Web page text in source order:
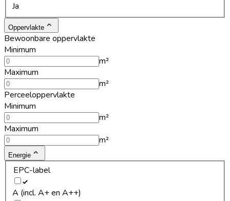
Ja
Oppervlakte
Bewoonbare oppervlakte
Minimum
m²
Maximum
m²
Perceeloppervlakte
Minimum
m²
Maximum
m²
Energie
EPC-label
A (incl. A+ en A++)